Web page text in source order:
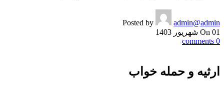
Posted by
admin@admin
On 01 شهریور 1403
0
comments
ارثیه و حمله خواب